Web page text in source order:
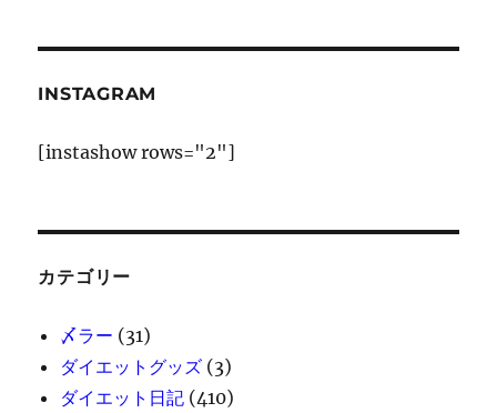
INSTAGRAM
[instashow rows="2"]
カテゴリー
〆ラー (31)
ダイエットグッズ (3)
ダイエット日記 (410)